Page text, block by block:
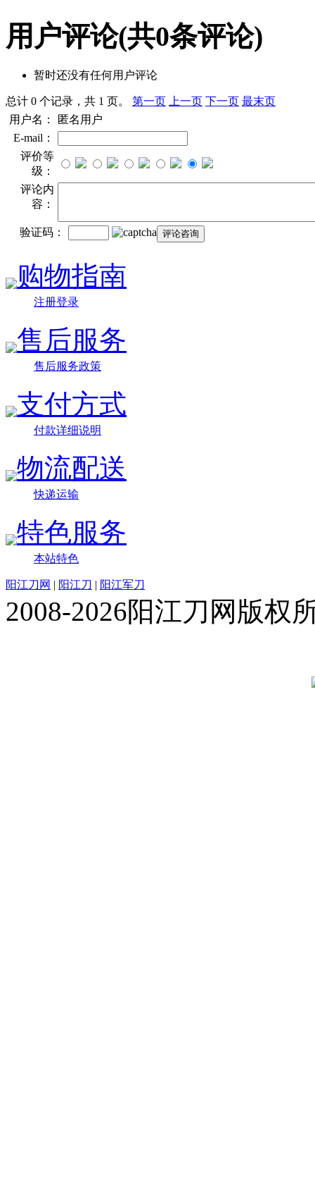
用户评论(共0条评论)
暂时还没有任何用户评论
总计 0 个记录，共 1 页。 第一页 上一页 下一页 最末页
用户名：
匿名用户
E-mail：
评价等
级：
评论内
容：
验证码：
购物指南
注册登录
售后服务
售后服务政策
支付方式
付款详细说明
物流配送
快递运输
特色服务
本站特色
阳江刀网 | 阳江刀 | 阳江军刀
2008-2026阳江刀网版权